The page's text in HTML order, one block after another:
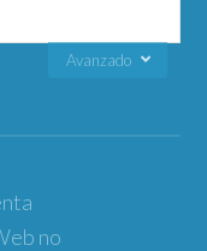
Avanzado
no